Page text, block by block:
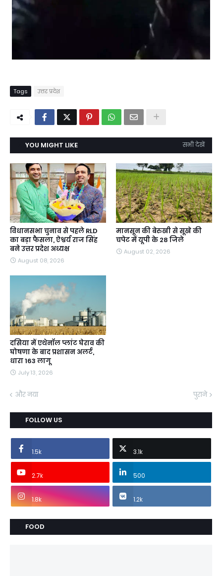
Tags उत्तर प्रदेश
YOU MIGHT LIKE सभी देखें
विधानसभा चुनाव से पहले RLD
का बड़ा फैसला, ऐश्वर्य राज सिंह
बने उत्तर प्रदेश अध्यक्ष
August 08, 2026
मानसून की बेरुखी से सूखे की
चपेट में यूपी के 28 जिले
August 02, 2026
दसिया में एथेनॉल प्लांट घेराव की
घोषणा के बाद प्रशासन अलर्ट,
धारा 163 लागू
July 13, 2026
और नया पुराने
FOLLOW US
1.5k 3.1k
2.7k 500
1.8k 1.2k
FOOD